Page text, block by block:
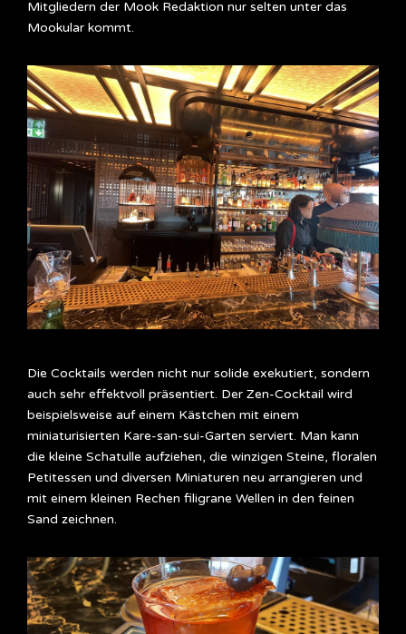
Mitgliedern der Mook Redaktion nur selten unter das
Mookular kommt.
Die Cocktails werden nicht nur solide exekutiert, sondern
auch sehr effektvoll präsentiert. Der Zen-Cocktail wird
beispielsweise auf einem Kästchen mit einem
miniaturisierten Kare-san-sui-Garten serviert. Man kann
die kleine Schatulle aufziehen, die winzigen Steine, floralen
Petitessen und diversen Miniaturen neu arrangieren und
mit einem kleinen Rechen filigrane Wellen in den feinen
Sand zeichnen.